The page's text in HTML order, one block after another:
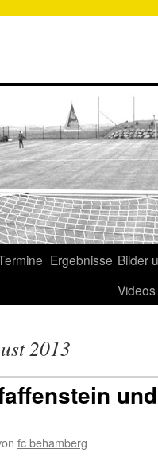
Ergebnisse Bilder
Videos
2013
fc behamberg